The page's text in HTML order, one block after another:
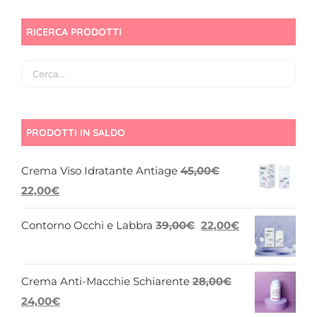
RICERCA PRODOTTI
PRODOTTI IN SALDO
Crema Viso Idratante Antiage 45,00€
Il
originale
22,00€
attuale
Contorno Occhi e Labbra 39,00€ Il
era:
22,00€
prezzo
22,00€.
Crema Anti-Macchie Schiarente 28,00€
Il
24,00€